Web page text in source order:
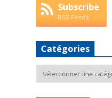
Subscribe
RSS Feeds
Catégories